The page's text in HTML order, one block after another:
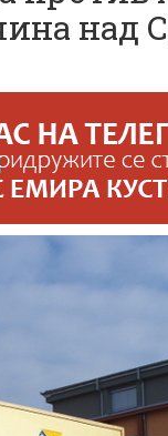
над